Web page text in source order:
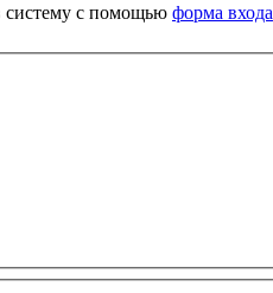
систему с помощью форма входа